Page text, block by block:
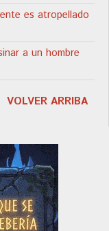
es atropellado
a un hombre
VOLVER ARRIBA